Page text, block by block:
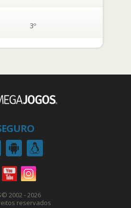
3º
© 2002 - 2026
reservados